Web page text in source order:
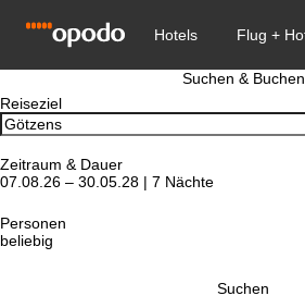
Suchen & Buchen
Reiseziel
Zeitraum & Dauer
07.08.26 – 30.05.28 | 7 Nächte
Personen
beliebig
Suchen